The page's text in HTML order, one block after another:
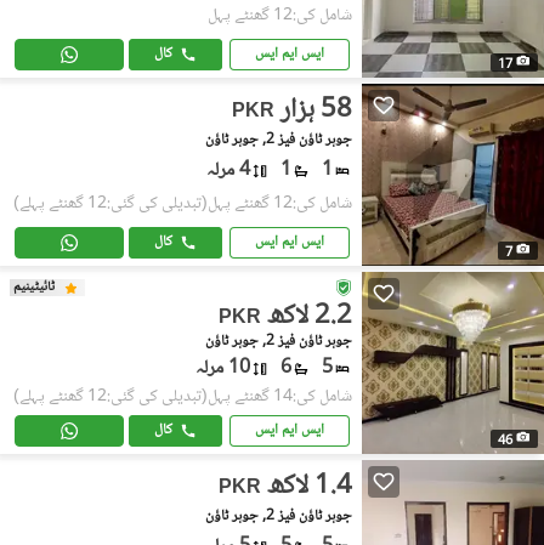
17
شامل کی:12 گھنٹے پہل
ایس ایم ایس کال
7
PKR 58 ہزار
جوہر ٹاؤن فیز 2, جوہر ٹاؤن
1
1 4 مرلہ
شامل کی:12 گھنٹے پہل (تبدیلی کی گئی:12 گھنٹے پہلے)
ایس ایم ایس کال
46
ٹائیٹینیم
PKR 2.2 لاکھ
جوہر ٹاؤن فیز 2, جوہر ٹاؤن
5
6 10 مرلہ
شامل کی:14 گھنٹے پہل (تبدیلی کی گئی:12 گھنٹے پہلے)
ایس ایم ایس کال
PKR 1.4 لاکھ
جوہر ٹاؤن فیز 2, جوہر ٹاؤن